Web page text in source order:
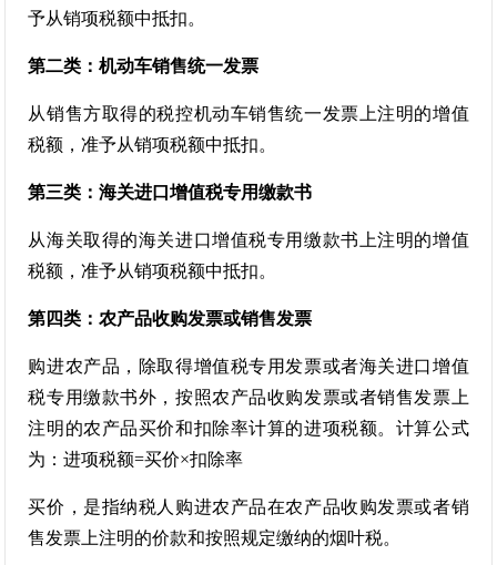
予从销项税额中抵扣。
第二类：机动车销售统一发票
从销售方取得的税控机动车销售统一发票上注明的增值
税额，准予从销项税额中抵扣。
第三类：海关进口增值税专用缴款书
从海关取得的海关进口增值税专用缴款书上注明的增值
税额，准予从销项税额中抵扣。
第四类：农产品收购发票或销售发票
购进农产品，除取得增值税专用发票或者海关进口增值
税专用缴款书外，按照农产品收购发票或者销售发票上
注明的农产品买价和扣除率计算的进项税额。计算公式
为：进项税额=买价×扣除率
买价，是指纳税人购进农产品在农产品收购发票或者销
售发票上注明的价款和按照规定缴纳的烟叶税。